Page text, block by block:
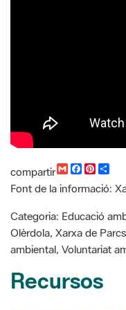
compartir
G
a
l
F
c
b
o
o
k
P
n
e
r
e
s
t
m
a
r
t
i
r
Font de la informació:
Categoria: Educació
Olèrdola, Xarxa de
ambiental, Voluntariat
Recursos